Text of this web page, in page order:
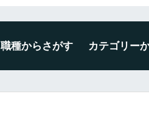
職種からさがす カテゴリー